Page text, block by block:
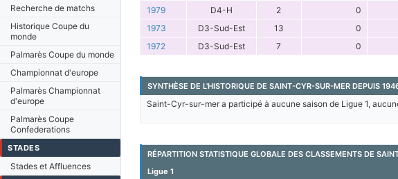
Recherche de matchs
Historique Coupe du
monde
Palmarès Coupe du monde
Championnat d'europe
Palmarès Championnat
d'europe
Palmarès Coupe
Confederations
STADES
Stades et Affluences
1979
D4-H 2 0
1973
D3-Sud-Est 13 0
1972
D3-Sud-Est 7 0
SYNTHÈSE DE L'HISTORIQUE DE SAINT-CYR-SUR-MER DEPUIS
Saint-Cyr-sur-mer a participé à aucune saison de Ligue 1,
RÉPARTITION STATISTIQUE GLOBALE DES CLASSEMENTS DE
Ligue 1